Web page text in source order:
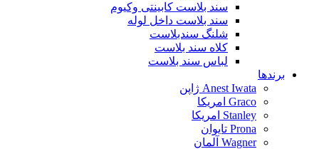
سند بلاست کابینتی وکیوم
سند بلاست داخل لوله
شلنگ سندبلاست
کلاه سند بلاست
لباس سند بلاست
برندها
Anest Iwata ژاپن
Graco امریکا
Stanley امریکا
Prona تایوان
Wagner آلمان